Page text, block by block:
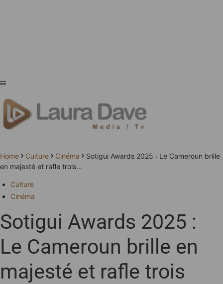
Home Culture Cinéma
Sotigui Awards 2025 : Le Cameroun brille
en majesté et rafle trois...
Culture
Cinéma
Sotigui Awards 2025 :
Le Cameroun brille en
majesté et rafle trois